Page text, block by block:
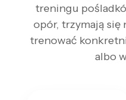
treningu
opór, trzymają się
trenować
albo